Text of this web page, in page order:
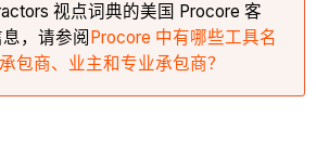
视点词典的美国 Procore 客
，请参阅 Procore 中有哪些工具名
包商、业主和专业承包商？